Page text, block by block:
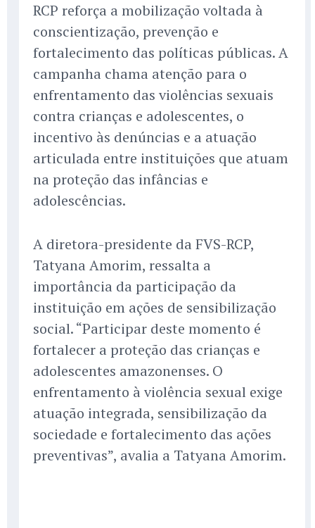
RCP reforça a mobilização voltada à
conscientização, prevenção e
fortalecimento das políticas públicas. A
campanha chama atenção para o
enfrentamento das violências sexuais
contra crianças e adolescentes, o
incentivo às denúncias e a atuação
articulada entre instituições que atuam
na proteção das infâncias e
adolescências.
A diretora-presidente da FVS-RCP,
Tatyana Amorim, ressalta a
importância da participação da
instituição em ações de sensibilização
social. “Participar deste momento é
fortalecer a proteção das crianças e
adolescentes amazonenses. O
enfrentamento à violência sexual exige
atuação integrada, sensibilização da
sociedade e fortalecimento das ações
preventivas”, avalia a Tatyana Amorim.